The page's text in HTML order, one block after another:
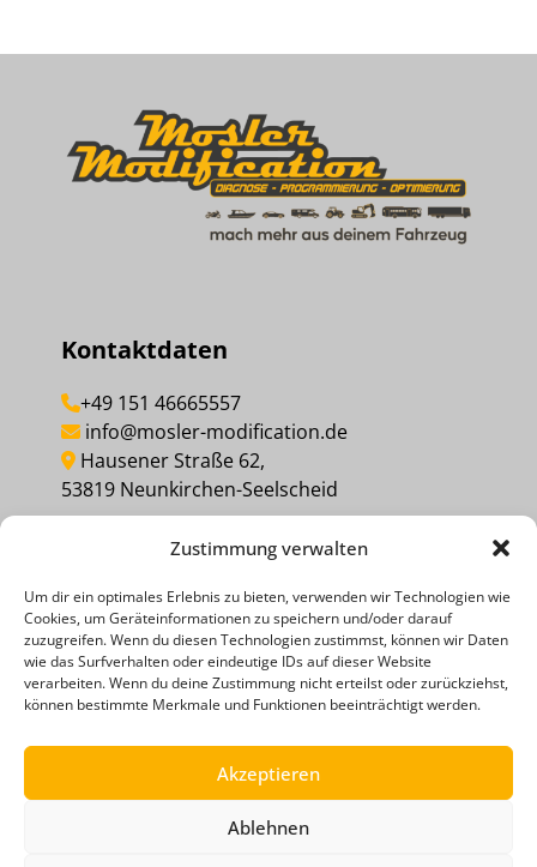
Zustimmung verwalten
Um dir ein optimales Erlebnis zu bieten, verwenden wir Technologien wie
Cookies, um Geräteinformationen zu speichern und/oder darauf
zuzugreifen. Wenn du diesen Technologien zustimmst, können wir Daten
wie das Surfverhalten oder eindeutige IDs auf dieser Website
verarbeiten. Wenn du deine Zustimmung nicht erteilst oder zurückziehst,
können bestimmte Merkmale und Funktionen beeinträchtigt werden.
Akzeptieren
Ablehnen
Kontaktdaten
+49 151 46665557
info@mosler-modification.de
Hausener Straße 62,
53819 Neunkirchen-Seelscheid
MEINEN KAUF WIDERRUFEN
Social Media
ZAHLUNGSMETHODEN
RECHTLICHE HINWEISE